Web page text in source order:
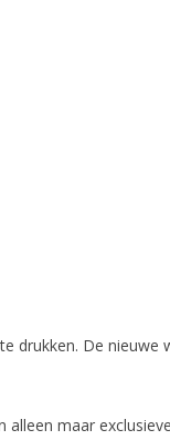
drukken. De nieuwe
alleen maar